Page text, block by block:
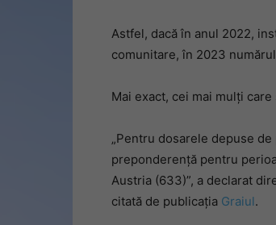
Astfel, dacă în anul 2022,
comunitare, în 2023
Mai exact, cei mai mulți
„Pentru dosarele depuse
preponderență pentru
Austria (633)”, a declarat
citată de publicația Graiul.